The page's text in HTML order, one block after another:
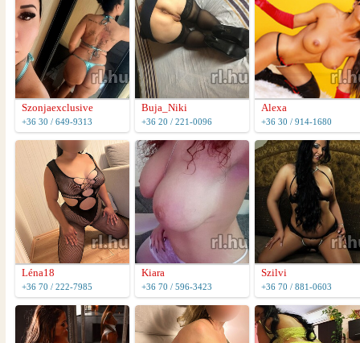
Szonjaexclusive
+36 30 / 649-9313
Buja_Niki
+36 20 / 221-0096
Alexa
+36 30 / 914-1680
Léna18
+36 70 / 222-7985
Kiara
+36 70 / 596-3423
Szilvi
+36 70 / 881-0603